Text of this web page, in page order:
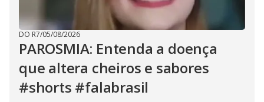
DO R7/05/08/2026
PAROSMIA: Entenda a doença
que altera cheiros e sabores
#shorts #falabrasil